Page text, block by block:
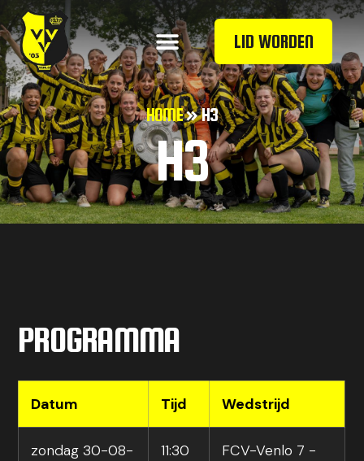
LID WORDEN
HOME»H3
H3
PROGRAMMA
Datum Tijd Wedstrijd
zondag 30-08-
11:30
FCV-Venlo 7 -